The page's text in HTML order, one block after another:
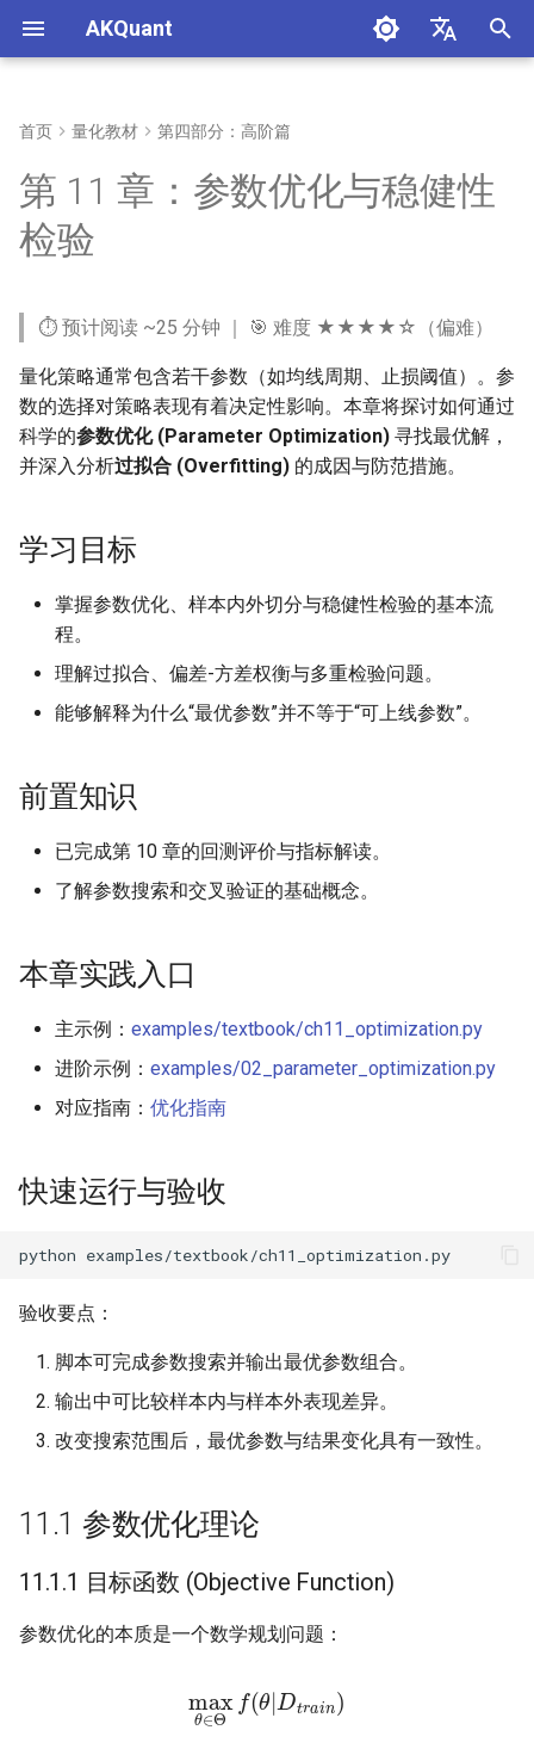
AKQuant
在
始
化
引
搭建
第2章：量化编程基础
第3章：金融数据获取与处理
第5章：策略开发实战
策略实战
第7章：期货市场与衍生品策
第8章：期权定价与波动率策
略
第9章：基金投资与资产配置
理论
前置知识
快速运行与验收
11.1 参数优化理论
11.1.1 目标函数 (Objective
Function)
11.1.2 搜索算法
11.2 过拟合：量化交易的隐形
杀手
11.2.1 统计学原理
Testing)
(Parameter Sensitivity)
11.3.3 滚动回测 (Walk-
Forward Analysis)
11.4 AKQuant 优化实战
置条件
11.4.1 参数模型驱动（适合
页面化）
11.4.2 代码示例
(Combinatorial Purged Cross-
11.5.1 为什么需要 CPCV？
系与应用
附录 B：引用、许可与勘误
首页 量化教材 第四部分：高阶篇
第 11 章：参数优化与稳健性
检验
⏱️ 预计阅读 ~25 分钟 ｜ 🎯 难度 ★★★★☆（偏难）
量化策略通常包含若干参数（如均线周期、止损阈值）。参
数的选择对策略表现有着决定性影响。本章将探讨如何通过
科学的参数优化 (Parameter Optimization) 寻找最优解，
并深入分析过拟合 (Overfitting) 的成因与防范措施。
学习目标
掌握参数优化、样本内外切分与稳健性检验的基本流
程。
理解过拟合、偏差-方差权衡与多重检验问题。
能够解释为什么“最优参数”并不等于“可上线参数”。
前置知识
已完成第 10 章的回测评价与指标解读。
了解参数搜索和交叉验证的基础概念。
本章实践入口
主示例： examples/textbook/ch11_optimization.py
进阶示例： examples/02_parameter_optimization.py
对应指南： 优化指南
快速运行与验收
python
验收要点：
脚本可完成参数搜索并输出最优参数组合。
输出中可比较样本内与样本外表现差异。
改变搜索范围后，最优参数与结果变化具有一致性。
11.1 参数优化理论
11.1.1 目标函数 (Objective Function)
参数优化的本质是一个数学规划问题：
maxθ∈Θf θ D
rain)